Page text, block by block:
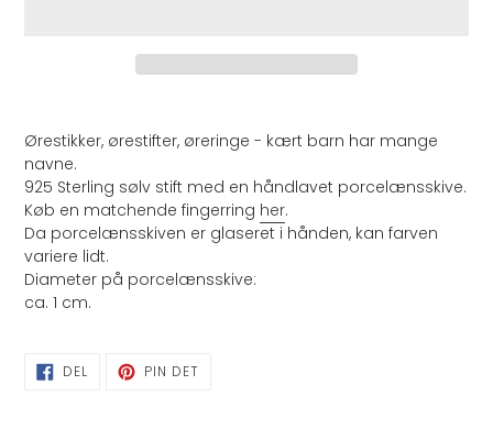
produkt
i
din
indkøbskurv
Ørestikker, ørestifter, øreringe - kært barn har mange
navne.
925 Sterling sølv stift med en håndlavet porcelænsskive.
Køb en matchende fingerring her.
Da porcelænsskiven er glaseret i hånden, kan farven
variere lidt.
Diameter på porcelænsskive:
ca. 1 cm.
DEL
PÅ
PIN DETPIN